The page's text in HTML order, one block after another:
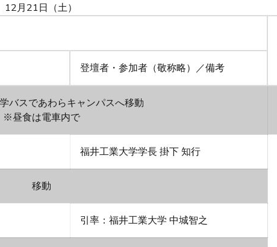
12月21日（土）
登壇者・参加者（敬称略）／備考
バスであわらキャンパスへ移動
※昼食は電車内で
福井工業大学学長 掛下 知行
移動
引率：福井工業大学 中城智之